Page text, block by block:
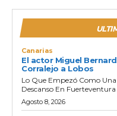
Canarias
El actor Miguel
Corralejo a Lobos
Lo Que Empezó Como
Descanso En
Agosto 8, 2026